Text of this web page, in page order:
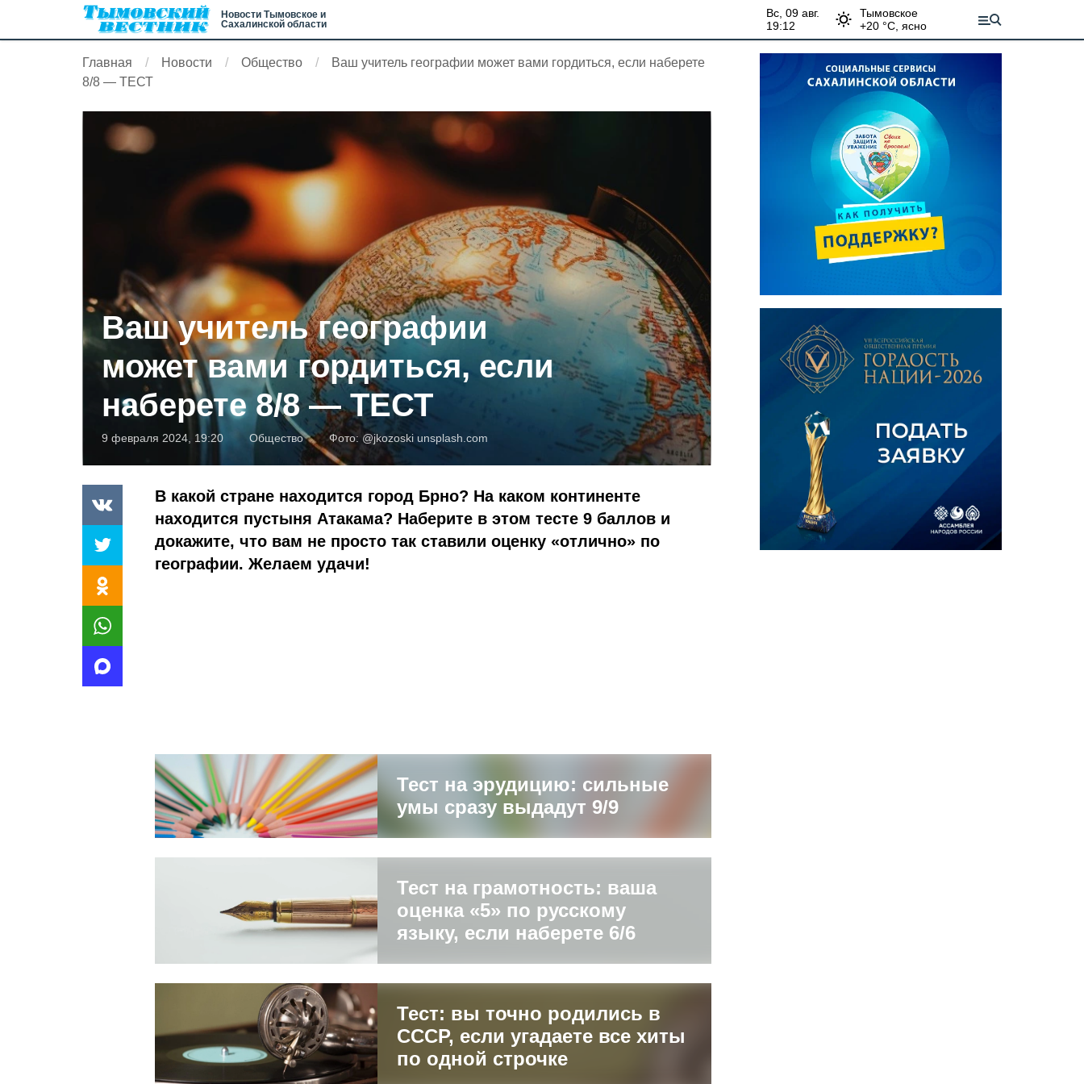
Новости Тымовское и
Сахалинской области
вс, 09 авг.
19:12
Тымовское
+20 °С, ясно
Главная Новости Общество
Ваш учитель географии может вами гордиться, если наберете
8/8 — ТЕСТ
Ваш учитель географии
может вами гордиться, если
наберете 8/8 — ТЕСТ
9 февраля 2024, 19:20 Общество Фото: @jkozoski unsplash.com
В какой стране находится город Брно? На каком континенте
находится пустыня Атакама? Наберите в этом тесте 9 баллов и
докажите, что вам не просто так ставили оценку «отлично» по
географии. Желаем удачи!
Тест на эрудицию: cильные
умы сразу выдадут 9/9
Тест на грамотность: ваша
оценка «5» по русскому
языку, если наберете 6/6
Тест: вы точно родились в
СССР, если угадаете все хиты
по одной строчке